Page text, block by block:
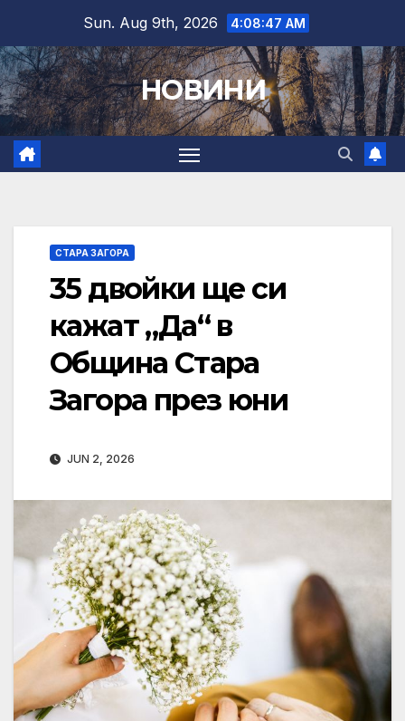
content
Sun. Aug 9th, 2026 4:08:48 AM
НОВИНИ
СТАРА ЗАГОРА
35 двойки ще си
кажат „Да“ в
Община Стара
Загора през юни
JUN 2, 2026